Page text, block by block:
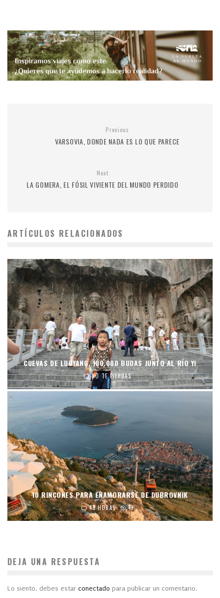
Previous
VARSOVIA, DONDE NADA ES LO QUE PARECE
Next
LA GOMERA, EL FÓSIL VIVIENTE DEL MUNDO PERDIDO
ARTÍCULOS RELACIONADOS
CUEVAS DE LUOYANG, 100.000 BUDAS JUNTO AL RÍO YI
NO TE PIERDAS
10 RINCONES PARA ENAMORARSE DE DUBROVNIK
48 HORAS 41
DEJA UNA RESPUESTA
Lo siento, debes estar conectado para publicar un comentario.